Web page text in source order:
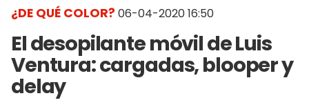
¿DE QUÉ COLOR? 06-04-2020 16:50
El desopilante móvil de Luis
Ventura: cargadas, blooper y
delay